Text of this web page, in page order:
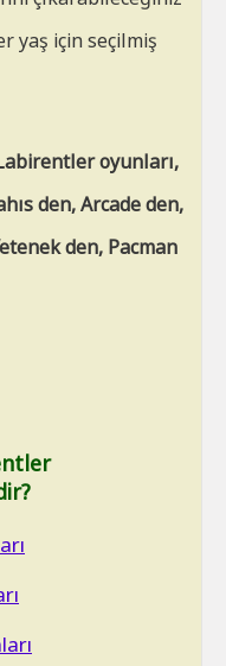
yaş için seçilmiş
oyunları,
den, Arcade den,
den, Pacman